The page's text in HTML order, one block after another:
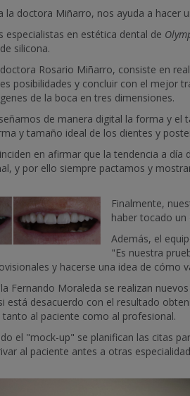
la doctora Miñarro, nos ayuda a
especialistas en estética dental de
silicona.
Rosario Miñarro, consiste en
posibilidades y concluir con el mejor
de la boca en tres dimensiones.
de manera digital la forma y
y tamaño ideal de los dientes y
en afirmar que la tendencia a
y por ello siempre pactamos y
Finalmente,
haber tocado un
Además, el
"Es nuestra
y hacerse una idea de cómo
Fernando Moraleda se realizan
está desacuerdo con el resultado
al paciente como al profesional.
el "mock-up" se planifican las citas
al paciente antes a otras